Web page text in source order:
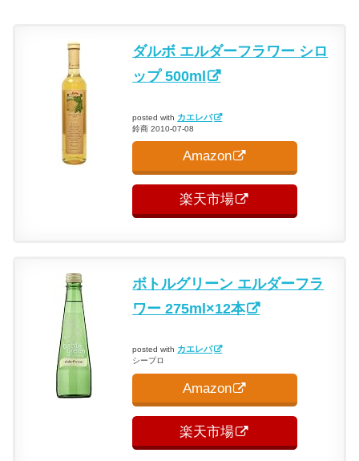
ダルボ エルダーフラワー シロ
ップ 500ml
posted with カエレバ
鈴商 2010-07-08
Amazon
楽天市場
ボトルグリーン エルダーフラ
ワー 275ml×12本
posted with カエレバ
シープロ
Amazon
楽天市場